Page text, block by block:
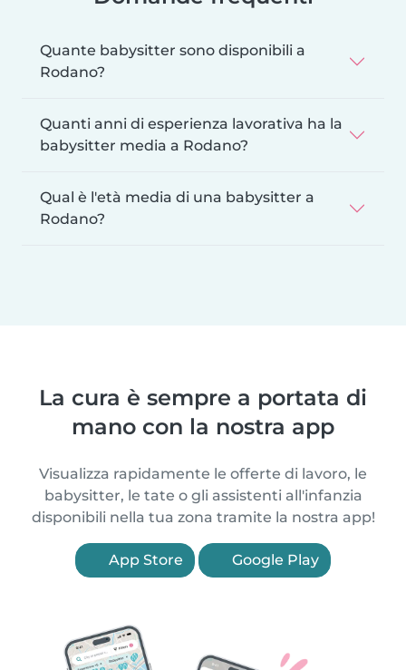
Quante babysitter sono disponibili a
Rodano?
Quanti anni di esperienza lavorativa ha la
babysitter media a Rodano?
Qual è l'età media di una babysitter a
Rodano?
La cura è sempre a portata di
mano con la nostra app
Visualizza rapidamente le offerte di lavoro, le
babysitter, le tate o gli assistenti all'infanzia
disponibili nella tua zona tramite la nostra app!
App Store Google Play